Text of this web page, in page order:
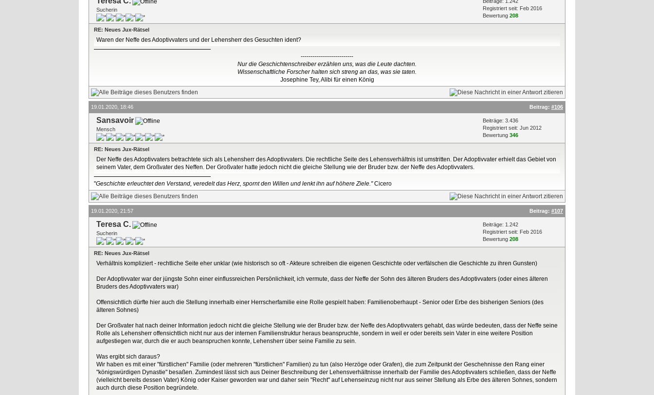
Sucherin
Registriert seit: Feb 2016
Bewertung 208
RE: Neues Jux-Rätsel
Waren der Neffe des Adoptivvaters und der Lehensherr des Gesuchten ident?
---------------------------
Nur die Geschichtenschreiber erzählen uns, was die Leute dachten.
Wissenschaftliche Forscher halten sich streng an das, was sie taten.
Josephine Tey, Alibi für einen König
19.01.2020, 18:46 Beitrag: #106
Sansavoir
Mensch
Beiträge: 3.436
Registriert seit: Jun 2012
Bewertung 346
RE: Neues Jux-Rätsel
Der Neffe des Adoptivvaters betrachtete sich als Lehensherr des Adoptivvaters. Die rechtliche Seite des Lehensverhältnis ist umstritten. Der Adoptivvater erhielt das Gebiet von
seinem Vater, dem Großvater des Neffen. Der Großvater hatte jedoch nicht die gleiche Stellung wie der Bruder bzw. der Neffe des Adoptivvaters.
"Geschichte erleuchtet den Verstand, veredelt das Herz, spornt den Willen und lenkt ihn auf höhere Ziele."Cicero
19.01.2020, 21:57 Beitrag: #107
Teresa C.
Sucherin
Beiträge: 1.242
Registriert seit: Feb 2016
Bewertung 208
RE: Neues Jux-Rätsel
Verhältnis kompliziert - rechtliche Seite eher unklar (wie historisch so oft - Akteure schreiben die eigenen Geschichte oder verfälschen die Geschichte zu ihren Gunsten)
Der Adoptivvater war der jüngste Sohn einer einflussreichen Persönlichkeit, ich vermute, dass der Neffe der Sohn des älteren Bruders des Adoptivvaters (oder eines älteren
Bruders des Adoptivvaters war)
Offensichtlich dürfte hier auch die Stellung innerhalb einer Herrscherfamilie eine Rolle gespielt haben: Familienoberhaupt - Senior oder Erbe des bisherigen Seniors (des
älteren Sohnes)
Der Großvater hat nach deiner Information jedoch nicht die gleiche Stellung wie der Bruder bzw. der Neffe des Adoptivvaters gehabt, das würde bedeuten, dass der Neffe seine
Rolle als Lehensherr offensichtlich nicht nur aus der internen Familienstruktur heraus beanspruchte, sondern in weil er oder bereits sein Vater in eine weitere Position
aufgestiegen war, durch die er auch beanspruchen konnte, Lehensherr über seine Familie zu sein.
Was ergibt sich daraus?
Wir haben es mit einer "fürstlichen" Familie (oder mehreren "fürstlichen" Familien) zu tun (also Herzöge oder Grafen), die zum Zeitpunkt der Geschehnisse den Rang einer
"königswürdigen Dynastie" besaßen. Zumindest lässt sich aus Deiner Beschreibung der Lehensverhältnisse innerhalb der Familie des Adoptivvaters schließen, dass der Neffe
(vielleicht bereits dessen Vater) König oder Kaiser geworden war und daher sein "Recht" auf Lehenseinzug nicht nur aus seiner Stellung als Erbe des älteren Sohnes, sondern
auch durch diese Position begründete.